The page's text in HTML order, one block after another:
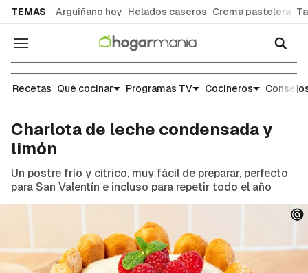
TEMAS Arguiñano hoy Helados caseros Crema pastelera
Navegación
Recetas
Recetas Qué cocinar Programas TV Cocineros
Charlota de leche condensada y
limón
Un postre frío y cítrico, muy fácil de preparar, perfecto
para San Valentín e incluso para repetir todo el año